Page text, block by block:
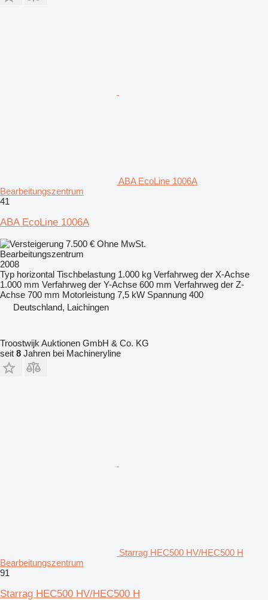
ABA EcoLine 1006A
Bearbeitungszentrum
41
ABA EcoLine 1006A
7.500 € Ohne MwSt.
Bearbeitungszentrum
2008
Typ horizontal Tischbelastung 1.000 kg Verfahrweg der X-Achse
1.000 mm Verfahrweg der Y-Achse 600 mm Verfahrweg der Z-
Achse 700 mm Motorleistung 7,5 kW Spannung 400
Deutschland, Laichingen
Troostwijk Auktionen GmbH & Co. KG
seit 8 Jahren bei Machineryline
Starrag HEC500 HV/HEC500 H
Bearbeitungszentrum
91
Starrag HEC500 HV/HEC500 H